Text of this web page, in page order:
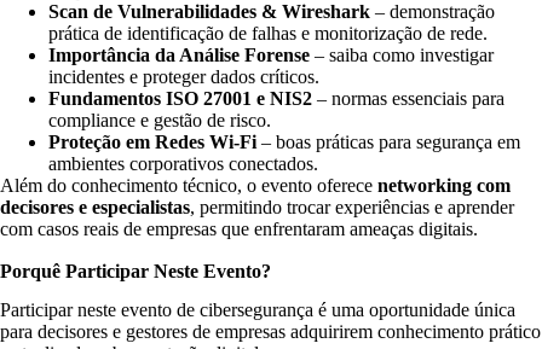
Scan de Vulnerabilidades & Wireshark – demonstração
prática de identificação de falhas e monitorização de rede.
Importância da Análise Forense – saiba como investigar
incidentes e proteger dados críticos.
Fundamentos ISO 27001 e NIS2 – normas essenciais para
compliance e gestão de risco.
Proteção em Redes Wi-Fi – boas práticas para segurança em
ambientes corporativos conectados.
Além do conhecimento técnico, o evento oferece networking com
decisores e especialistas, permitindo trocar experiências e aprender
com casos reais de empresas que enfrentaram ameaças digitais.
Porquê Participar Neste Evento?
Participar neste evento de cibersegurança é uma oportunidade única
para decisores e gestores de empresas adquirirem conhecimento prático